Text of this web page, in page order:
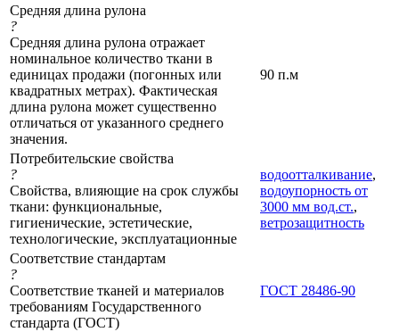
Средняя длина рулона
?
Средняя длина рулона отражает
номинальное количество ткани в
единицах продажи (погонных или
квадратных метрах). Фактическая
длина рулона может существенно
отличаться от указанного среднего
значения.
90 п.м
Потребительские свойства
?
Свойства, влияющие на срок службы
ткани: функциональные,
гигиенические, эстетические,
технологические, эксплуатационные
водоотталкивание,
водоупорность от
3000 мм вод.ст.,
ветрозащитность
Соответствие стандартам
?
Соответствие тканей и материалов
требованиям Государственного
стандарта (ГОСТ)
ГОСТ 28486-90